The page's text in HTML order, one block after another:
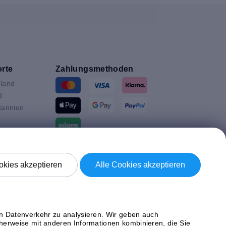
Zahlungsmethoden
Versand mit
akzeptieren
Alle Cookies akzeptieren
Datenverkehr zu analysieren. Wir geben auch
mit anderen Informationen kombinieren, die Sie